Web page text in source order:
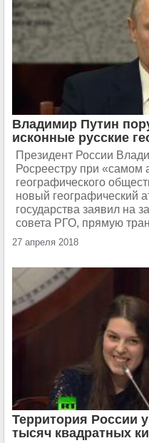
Владимир Путин
исконные русские
Президент России
Росреестру при «самом
географического
новый географический
государства заявил на
совета РГО, прямую
27 апреля 2018
Территория России
тысяч квадратных